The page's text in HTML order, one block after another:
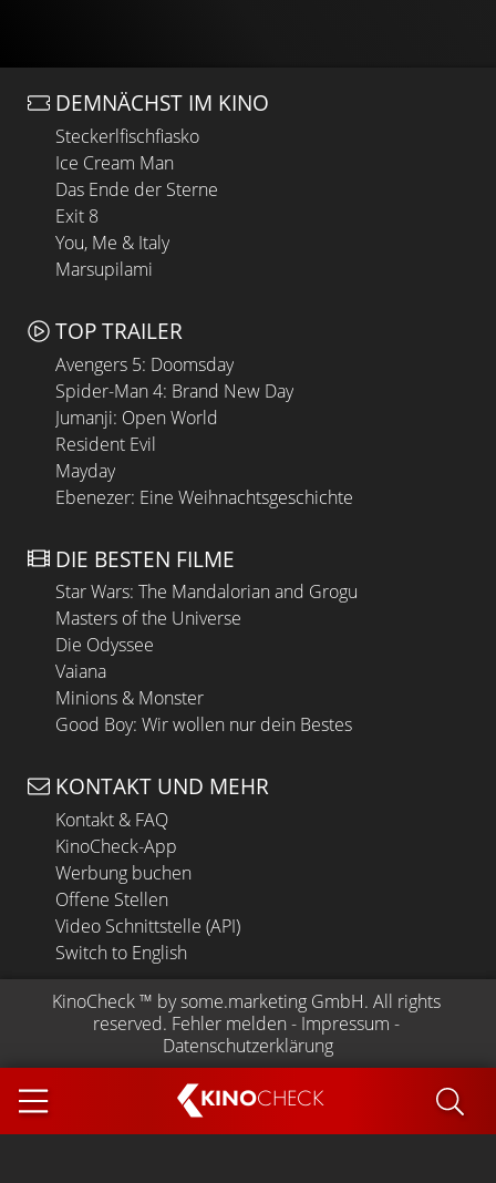
KINOCHECK
DEMNÄCHST IM KINO
Steckerlfischfiasko
Ice Cream Man
Das Ende der Sterne
Exit 8
You, Me & Italy
Marsupilami
TOP TRAILER
Avengers 5: Doomsday
Spider-Man 4: Brand New Day
Jumanji: Open World
Resident Evil
Mayday
Ebenezer: Eine Weihnachtsgeschichte
DIE BESTEN FILME
Star Wars: The Mandalorian and Grogu
Masters of the Universe
Die Odyssee
Vaiana
Minions & Monster
Good Boy: Wir wollen nur dein Bestes
KONTAKT UND MEHR
Kontakt & FAQ
KinoCheck-App
Werbung buchen
Offene Stellen
Video Schnittstelle (API)
Switch to English
KinoCheck ™ by some.marketing GmbH. All rights
reserved. Fehler melden - Impressum -
Datenschutzerklärung